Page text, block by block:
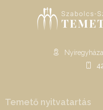
Temető nyitvatartás